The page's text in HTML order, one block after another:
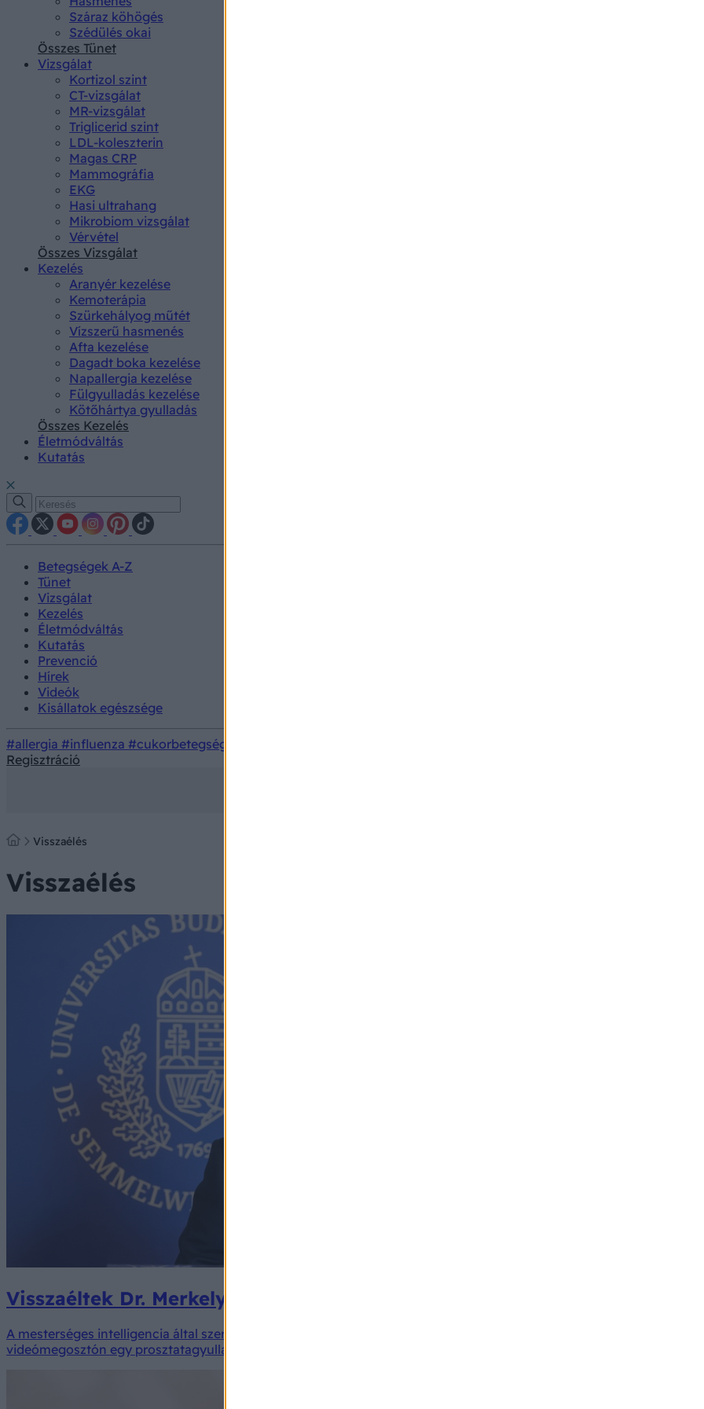
Száraz köhögés
Szédülés okai
Összes Tünet
Vizsgálat
Kortizol szint
CT-vizsgálat
MR-vizsgálat
Triglicerid szint
LDL-koleszterin
Magas CRP
Mammográfia
EKG
Hasi ultrahang
Mikrobiom vizsgálat
Vérvétel
Összes Vizsgálat
Kezelés
Aranyér kezelése
Kemoterápia
Szürkehályog műtét
Vízszerű hasmenés
Afta kezelése
Dagadt boka kezelése
Napallergia kezelése
Fülgyulladás kezelése
Kötőhártya gyulladás
Összes Kezelés
Életmódváltás
Kutatás
Betegségek A-Z
Tünet
Vizsgálat
Kezelés
Életmódváltás
Kutatás
Prevenció
Hírek
Videók
Kisállatok egészsége
#allergia #influenza #cukorbetegség
Regisztráció
Visszaélés
Visszaélés
Visszaéltek Dr. Merkely Béla fotójával és hangjával
A mesterséges intelligencia által szerkesztett hamis hirdetésben élnek vissza dr. Merkely Béla fotójával és
videómegosztón egy prosztatagyulladás elleni, és értisztító hatású készítményt.